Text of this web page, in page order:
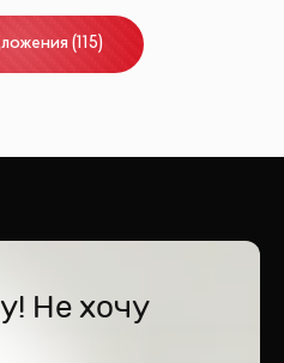
(115)
Не хочу